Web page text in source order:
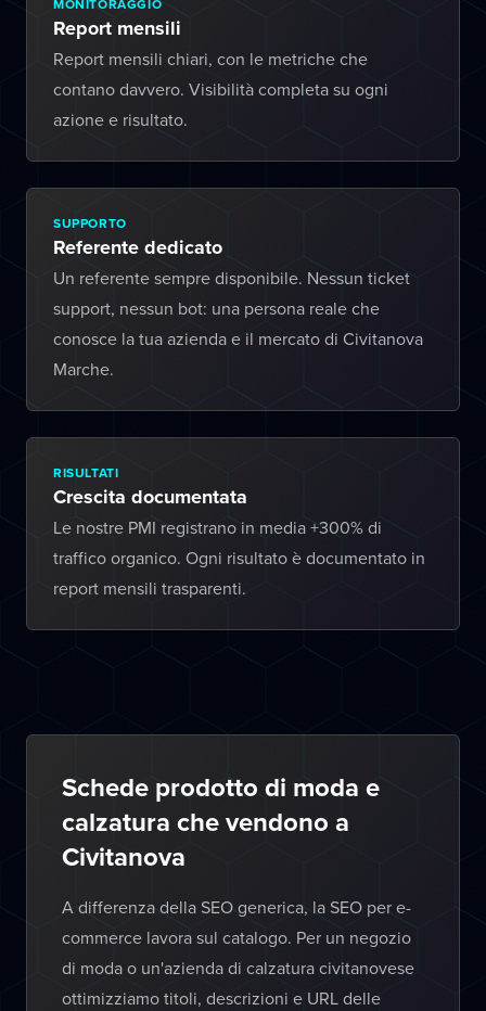
MONITORAGGIO
Report mensili
Report mensili chiari, con le metriche che
contano davvero. Visibilità completa su ogni
azione e risultato.
SUPPORTO
Referente dedicato
Un referente sempre disponibile. Nessun ticket
support, nessun bot: una persona reale che
conosce la tua azienda e il mercato di Civitanova
Marche.
RISULTATI
Crescita documentata
Le nostre PMI registrano in media +300% di
traffico organico. Ogni risultato è documentato in
report mensili trasparenti.
Schede prodotto di moda e
calzatura che vendono a
Civitanova
A differenza della SEO generica, la SEO per e-
commerce lavora sul catalogo. Per un negozio
di moda o un'azienda di calzatura civitanovese
ottimizziamo titoli, descrizioni e URL delle